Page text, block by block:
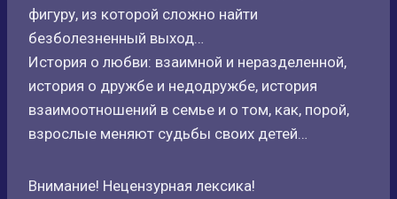
фигуру, из которой сложно найти
безболезненный выход…
История о любви: взаимной и неразделенной,
история о дружбе и недодружбе, история
взаимоотношений в семье и о том, как, порой,
взрослые меняют судьбы своих детей…
Внимание! Нецензурная лексика!